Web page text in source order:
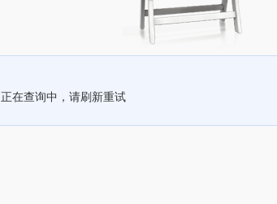
正在查询中，请刷新重试